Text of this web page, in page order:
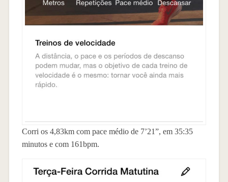
Corri os 4,83km com pace médio de 7’21”, em 35:35
minutos e com 161bpm.